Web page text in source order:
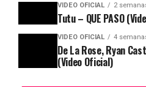
VIDEO OFICIAL 2
Tutu – QUE PASO
VIDEO OFICIAL 4
De La Rose, Ryan
(Video Oficial)